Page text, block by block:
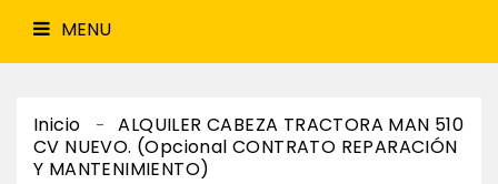
MENURenting
Semirremolques
Inicio
ALQUILER CABEZA TRACTORA MAN 510
CV NUEVO. (Opcional CONTRATO REPARACIÓN
Y MANTENIMIENTO)